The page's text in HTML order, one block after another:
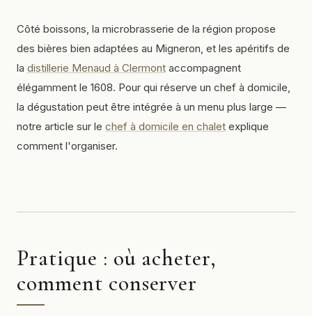
Côté boissons, la microbrasserie de la région propose
des bières bien adaptées au Migneron, et les apéritifs de
la distillerie Menaud à Clermont accompagnent
élégamment le 1608. Pour qui réserve un chef à domicile,
la dégustation peut être intégrée à un menu plus large —
notre article sur le chef à domicile en chalet explique
comment l'organiser.
Pratique : où acheter,
comment conserver